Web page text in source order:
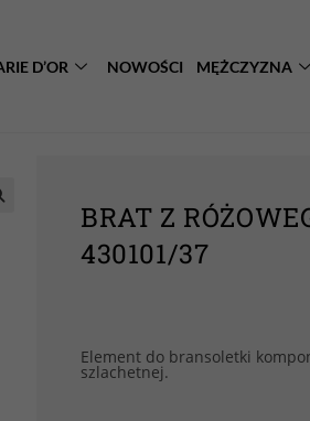
D’OR NOWOŚCI MĘŻCZYZNA
BRAT Z
430101/37
Element do bransoletki
szlachetnej.